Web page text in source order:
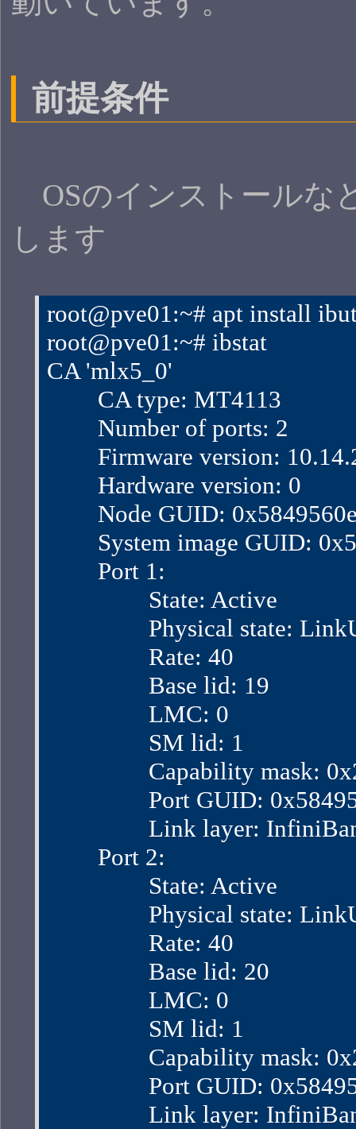
前提条件
OSのインストールな
します
root@pve01:~# apt install
root@pve01:~# ibstat
CA 'mlx5_0'
CA type: MT4113
Number of ports: 2
Firmware version:
Hardware version: 0
Node GUID:
System image GUID:
Port 1:
State: Active
Physical state:
Rate: 40
Base lid: 19
LMC: 0
SM lid: 1
Capability mask:
Port GUID:
Link layer:
Port 2:
State: Active
Physical state:
Rate: 40
Base lid: 20
LMC: 0
SM lid: 1
Capability mask:
Port GUID:
Link layer: